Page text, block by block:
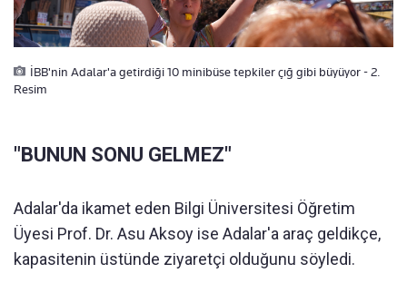
İBB'nin Adalar'a getirdiği 10 minibüse tepkiler çığ gibi büyüyor - 2.
Resim
"BUNUN SONU GELMEZ"
Adalar'da ikamet eden Bilgi Üniversitesi Öğretim
Üyesi Prof. Dr. Asu Aksoy ise Adalar'a araç geldikçe,
kapasitenin üstünde ziyaretçi olduğunu söyledi.